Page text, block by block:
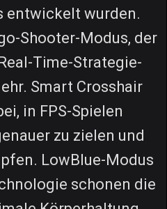
entwickelt wurden.
Shooter-Modus, der
Time-Strategie-
Smart Crosshair
in FPS-Spielen
zu zielen und
LowBlue-Modus
schonen die